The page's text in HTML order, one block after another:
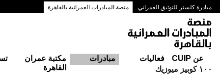
مبادرة كلستر للتوثيق العمراني منصة المبادرات العمرانية بالقاهرة
ممرات وسط البلد بالقاهرة
عن CUIP فعاليات مبادرات
مكتبة عمران
القاهرة
١٠٠ كوبيز ميوزيك